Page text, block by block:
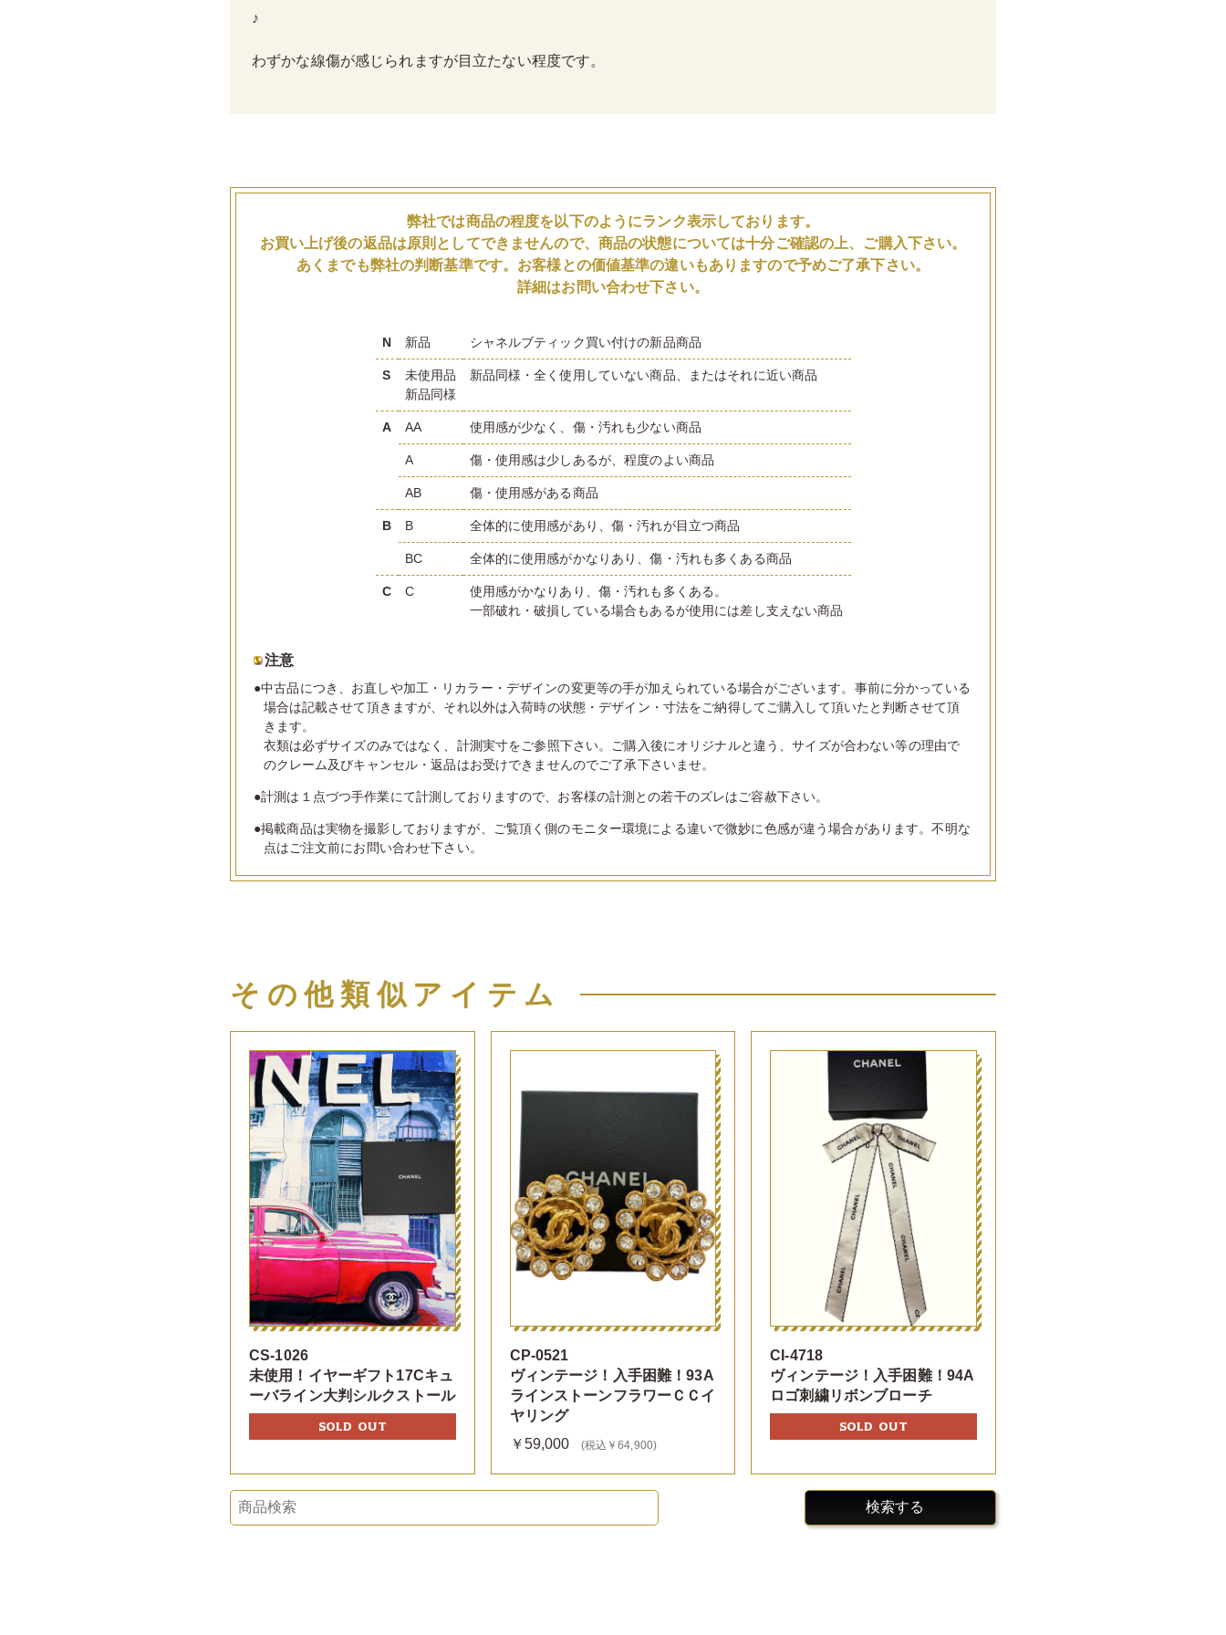
♪
わずかな線傷が感じられますが目立たない程度です。
弊社では商品の程度を以下のようにランク表示しております。
お買い上げ後の返品は原則としてできませんので、商品の状態については十分ご確認の上、ご購入下さい。
あくまでも弊社の判断基準です。お客様との価値基準の違いもありますので予めご了承下さい。
詳細はお問い合わせ下さい。
N 新品 シャネルブティック買い付けの新品商品
S
未使用品
新品同様
新品同様・全く使用していない商品、またはそれに近い商品
A AA 使用感が少なく、傷・汚れも少ない商品
A 傷・使用感は少しあるが、程度のよい商品
AB 傷・使用感がある商品
B B 全体的に使用感があり、傷・汚れが目立つ商品
BC 全体的に使用感がかなりあり、傷・汚れも多くある商品
C C
使用感がかなりあり、傷・汚れも多くある。
一部破れ・破損している場合もあるが使用には差し支えない商品
注意
●中古品につき、お直しや加工・リカラー・デザインの変更等の手が加えられている場合がございます。事前に分かっている
場合は記載させて頂きますが、それ以外は入荷時の状態・デザイン・寸法をご納得してご購入して頂いたと判断させて頂
きます。
衣類は必ずサイズのみではなく、計測実寸をご参照下さい。ご購入後にオリジナルと違う、サイズが合わない等の理由で
のクレーム及びキャンセル・返品はお受けできませんのでご了承下さいませ。
●計測は１点づつ手作業にて計測しておりますので、お客様の計測との若干のズレはご容赦下さい。
●掲載商品は実物を撮影しておりますが、ご覧頂く側のモニター環境による違いで微妙に色感が違う場合があります。不明な
点はご注文前にお問い合わせ下さい。
その他類似アイテム
CS-1026
未使用！イヤーギフト17Cキュ
ーバライン大判シルクストール
SOLD OUT
CP-0521
ヴィンテージ！入手困難！93A
ラインストーンフラワーＣＣイ
ヤリング
￥59,000
(税込￥64,900)
CI-4718
ヴィンテージ！入手困難！94A
ロゴ刺繍リボンブローチ
SOLD OUT
検索する